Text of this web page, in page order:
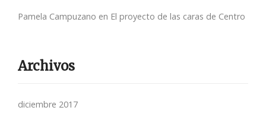
Pamela Campuzano en El proyecto de las caras de Centro
Archivos
diciembre 2017